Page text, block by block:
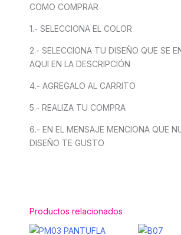
COMO COMPRAR
1.- SELECCIONA EL COLOR
2.- SELECCIONA TU DISEÑO QUE SE
AQUI EN LA DESCRIPCIÓN
4.- AGREGALO AL CARRITO
5.- REALIZA TU COMPRA
6.- EN EL MENSAJE MENCIONA QUE
DISEÑO TE GUSTO
Productos relacionados